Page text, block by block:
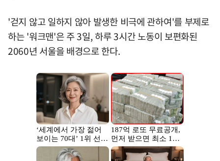
'걷지 않고 일하지 않아 발생한 비극에 관하여'를 부제로
하는 '워크맨'은 주 3일, 하루 3시간 노동이 보편화된
2060년 서울을 배경으로 한다.